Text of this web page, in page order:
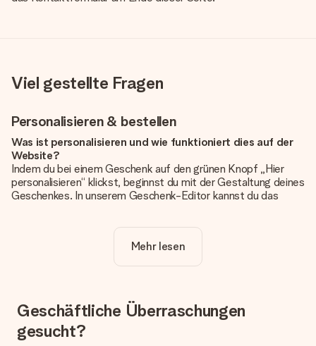
Viel gestellte Fragen
Personalisieren & bestellen
Was ist personalisieren und wie funktioniert dies auf der
Website?
Indem du bei einem Geschenk auf den grünen Knopf „Hier
personalisieren“ klickst, beginnst du mit der Gestaltung deines
Geschenkes. In unserem Geschenk-Editor kannst du das
noch eines unserer angebotenen Designs, um deinem
Geschenk die perfekte Ausstrahlung zu verleihen.
Personalisierung. So ist und bleibt es übersichtlich!
Hat mein Foto die richtige Qualität?
Wir möchten sicherstellen, dass du mit deinem Geschenk
Mehr lesen
Geschäftliche Überraschungen
gesucht?